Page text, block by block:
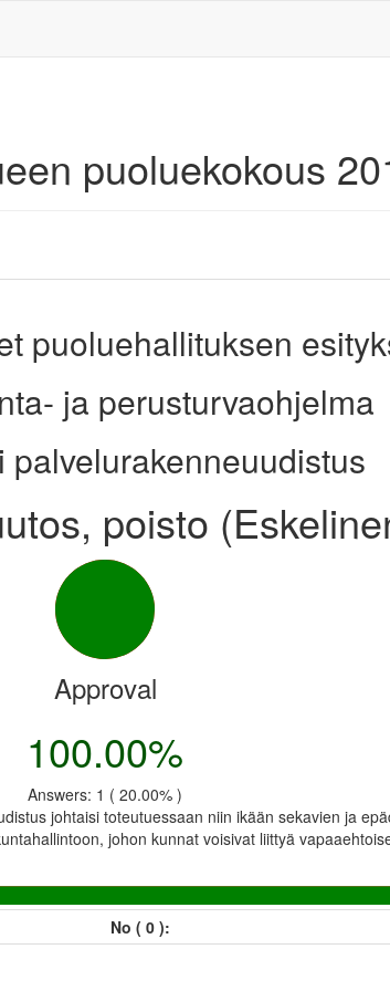
puoluekokous
puoluehallituksen
ja perusturvaohjelma
palvelurakenneuudistus
poisto
Approval
100.00%
Answers: 1 ( 20.00% )
johtaisi toteutuessaan niin ikään sekavien ja
johon kunnat voisivat liittyä
No ( 0 ):